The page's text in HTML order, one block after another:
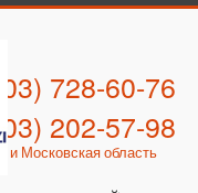
728-60-76
202-57-98
и Московская область